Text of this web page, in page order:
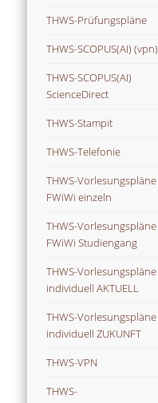
THWS-Prüfungspläne
THWS-SCOPUS(AI) (vpn)
THWS-SCOPUS(AI)
ScienceDirect
THWS-Stampit
THWS-Telefonie
THWS-Vorlesungspläne
FWiWi einzeln
THWS-Vorlesungspläne
FWiWi Studiengang
THWS-Vorlesungspläne
individuell AKTUELL
THWS-Vorlesungspläne
individuell ZUKUNFT
THWS-VPN
THWS-